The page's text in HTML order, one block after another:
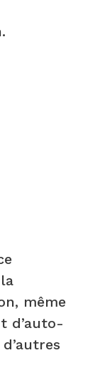
même
d’auto-